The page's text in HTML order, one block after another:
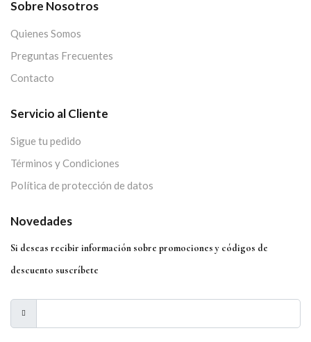
Sobre Nosotros
Quienes Somos
Preguntas Frecuentes
Contacto
Servicio al Cliente
Sigue tu pedido
Términos y Condiciones
Política de protección de datos
Novedades
Si deseas recibir información sobre promociones y códigos de
descuento suscríbete